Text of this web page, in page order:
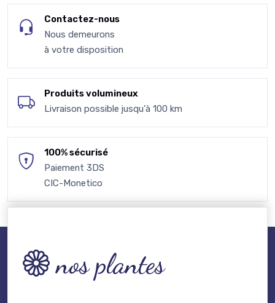
Contactez-nous
Nous demeurons
à votre disposition
Produits volumineux
Livraison possible jusqu'à 100 km
100% sécurisé
Paiement 3DS
CIC-Monetico
nos plantes